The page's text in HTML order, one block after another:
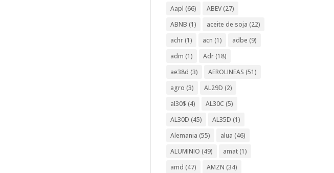
Aapl (66) ABEV (27)
ABNB (1) aceite de soja (22)
achr (1) acn (1) adbe (9)
adm (1) Adr (18)
ae38d (3) AEROLINEAS (51)
agro (3) AL29D (2)
al30$ (4) AL30C (5)
AL30D (45) AL35D (1)
Alemania (55) alua (46)
ALUMINIO (49) amat (1)
amd (47) AMZN (34)